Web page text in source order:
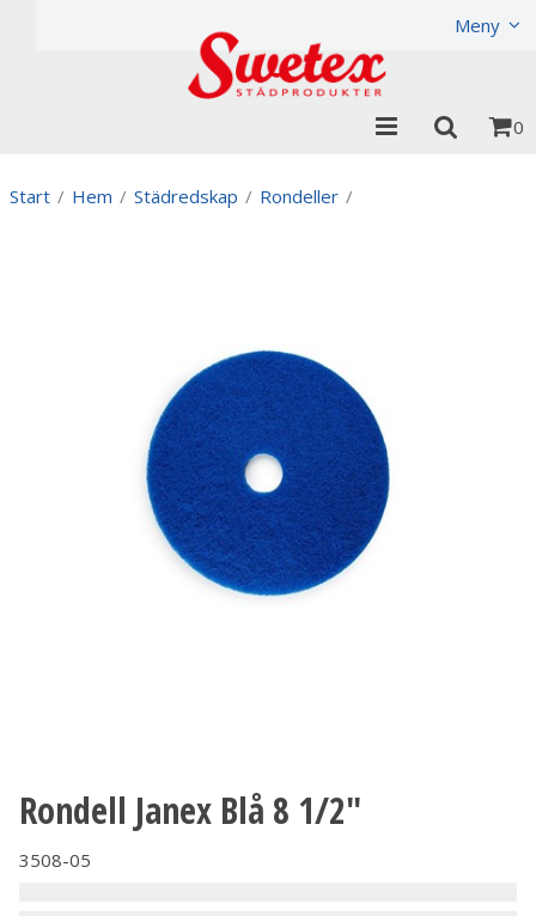
Meny
0
Start / Hem / Städredskap / Rondeller /
Rondell Janex Blå 8 1/2"
3508-05